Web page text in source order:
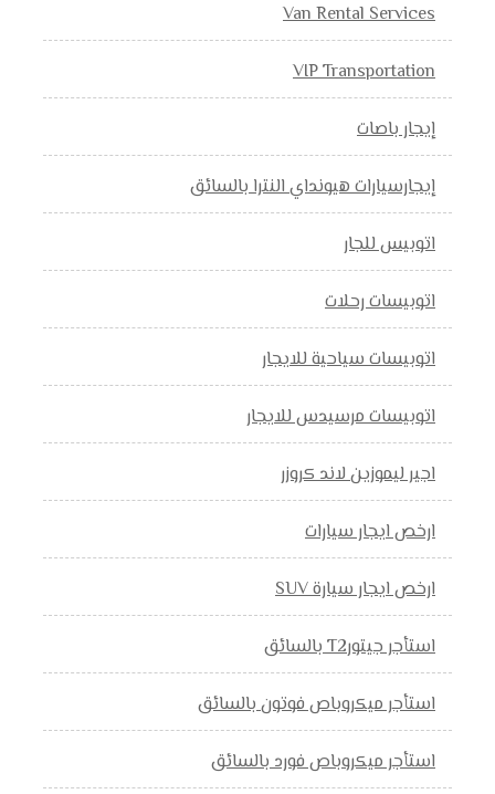
Van Rental Services
VIP Transportation
إيجار باصات
إيجارسيارات هيونداي النترا بالسائق
اتوبيس للجار
اتوبيسات رحلات
اتوبيسات سياحية للايجار
اتوبيسات مرسيدس للايجار
اجير ليموزين لاند كروزر
ارخص ايجار سيارات
ارخص ايجار سيارة SUV
استأجر جيتورT2 بالسائق
استأجر ميكروباص فوتون بالسائق
استأجر ميكروباص فورد بالسائق